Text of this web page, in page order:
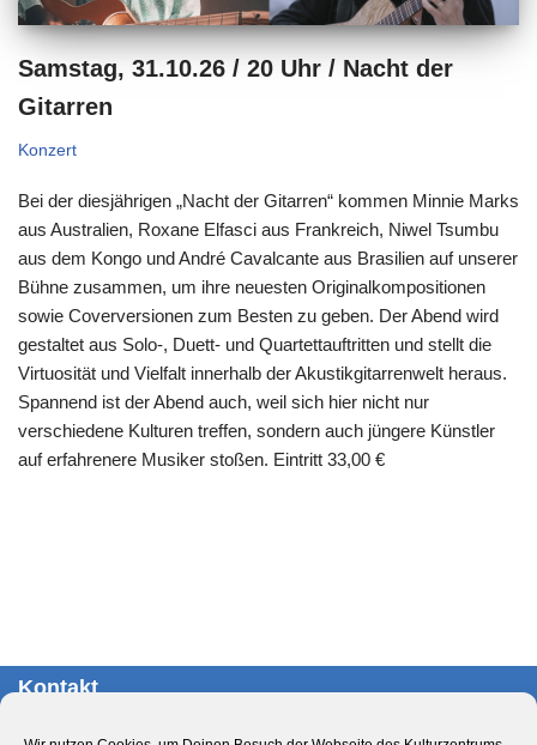
Samstag, 31.10.26 / 20 Uhr / Nacht der
Gitarren
Konzert
Bei der diesjährigen „Nacht der Gitarren“ kommen Minnie Marks
aus Australien, Roxane Elfasci aus Frankreich, Niwel Tsumbu
aus dem Kongo und André Cavalcante aus Brasilien auf unserer
Bühne zusammen, um ihre neuesten Originalkompositionen
sowie Coverversionen zum Besten zu geben. Der Abend wird
gestaltet aus Solo-, Duett- und Quartettauftritten und stellt die
Virtuosität und Vielfalt innerhalb der Akustikgitarrenwelt heraus.
Spannend ist der Abend auch, weil sich hier nicht nur
verschiedene Kulturen treffen, sondern auch jüngere Künstler
auf erfahrenere Musiker stoßen. Eintritt 33,00 €
Kontakt